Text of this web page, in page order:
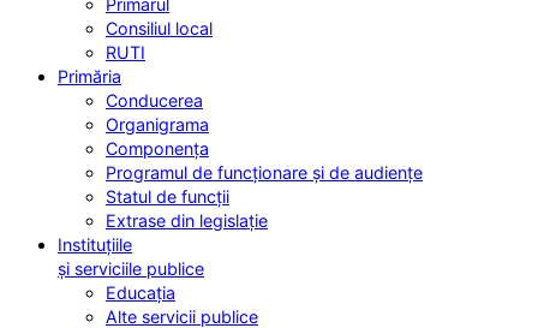
Consiliul local
RUTI
Primăria
Conducerea
Organigrama
Componența
Programul de funcționare și de audiențe
Statul de funcții
Extrase din legislație
Instituțiile
și serviciile publice
Educația
Alte servicii publice